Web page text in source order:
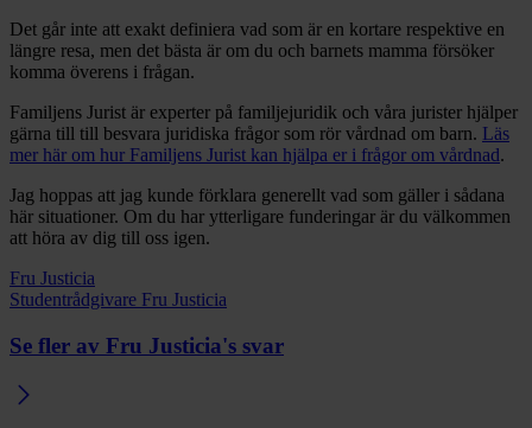
Det går inte att exakt definiera vad som är en kortare respektive en
längre resa, men det bästa är om du och barnets mamma försöker
komma överens i frågan.
Familjens Jurist är experter på familjejuridik och våra jurister hjälper
gärna till till besvara juridiska frågor som rör vårdnad om barn. Läs
mer här om hur Familjens Jurist kan hjälpa er i frågor om vårdnad.
Jag hoppas att jag kunde förklara generellt vad som gäller i sådana
här situationer. Om du har ytterligare funderingar är du välkommen
att höra av dig till oss igen.
Fru Justicia
Studentrådgivare Fru Justicia
Se fler av Fru Justicia's svar